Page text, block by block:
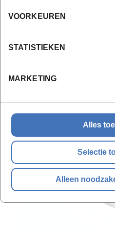
VOORKEUREN
STATISTIEKEN
MARKETING
Alles
Selectie
Alleen